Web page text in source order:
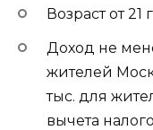
Возраст от 21
Доход не
жителей
тыс. для
вычета